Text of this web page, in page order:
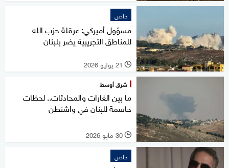
خاص
مسؤول أميركي: عرقلة حزب الله
للمناطق التجريبية يضر بلبنان
l 21 يوليو 2026
شرق أوسط
ما بين الغارات والمحادثات.. لحظات
حاسمة للبنان في واشنطن
l 30 مايو 2026
خاص